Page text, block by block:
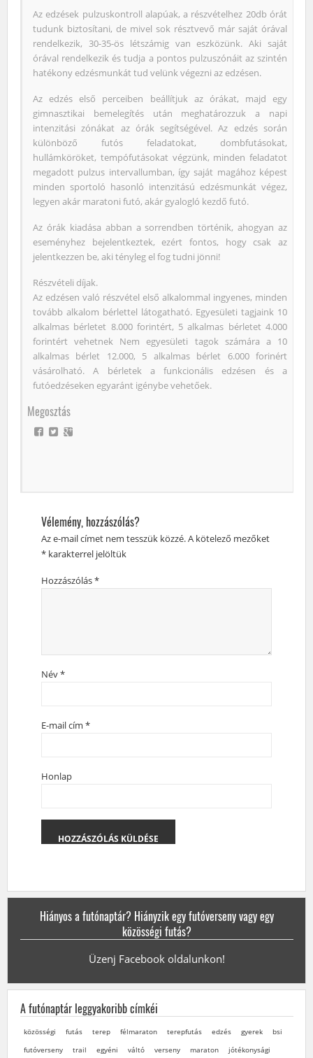
Az edzések pulzuskontroll alapúak, a részvételhez 20db órát
tudunk biztosítani, de mivel sok résztvevő már saját órával
rendelkezik, 30-35-ös létszámig van eszközünk. Aki saját
órával rendelkezik és tudja a pontos pulzuszónáit az szintén
hatékony edzésmunkát tud velünk végezni az edzésen.
Az edzés első perceiben beállítjuk az órákat, majd egy
gimnasztikai bemelegítés után meghatározzuk a napi
intenzitási zónákat az órák segítségével. Az edzés során
különböző futós feladatokat, dombfutásokat,
hullámköröket, tempófutásokat végzünk, minden feladatot
megadott pulzus intervallumban, így saját magához képest
minden sportoló hasonló intenzitású edzésmunkát végez,
legyen akár maratoni futó, akár gyalogló kezdő futó.
Az órák kiadása abban a sorrendben történik, ahogyan az
eseményhez bejelentkeztek, ezért fontos, hogy csak az
jelentkezzen be, aki tényleg el fog tudni jönni!
Részvételi díjak.
Az edzésen való részvétel első alkalommal ingyenes, minden
tovább alkalom bérlettel látogatható. Egyesületi tagjaink 10
alkalmas bérletet 8.000 forintért, 5 alkalmas bérletet 4.000
forintért vehetnek Nem egyesületi tagok számára a 10
alkalmas bérlet 12.000, 5 alkalmas bérlet 6.000 forinért
vásárolható. A bérletek a funkcionális edzésen és a
futóedzéseken egyaránt igénybe vehetőek.
Megosztás
Vélemény, hozzászólás?
Az e-mail címet nem tesszük közzé.A kötelező mezőket
*karakterrel jelöltük
Hozzászólás*
Név*
E-mail cím *
Honlap
Hiányos a futónaptár? Hiányzik egy futóverseny vagy egy
közösségi futás?
Üzenj Facebook oldalunkon!
A futónaptár leggyakoribb címkéi
közösségi futás terep félmaraton terepfutás edzés gyerek
bsi
futóverseny
trail egyéni váltó verseny maraton
jótékonysági